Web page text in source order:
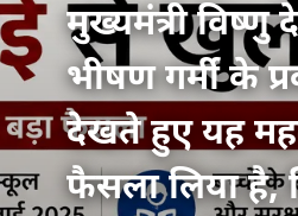
मुख्यमंत्री विष्णु
भीषण गर्मी के
देखते हुए यह
फैसला लिया है,